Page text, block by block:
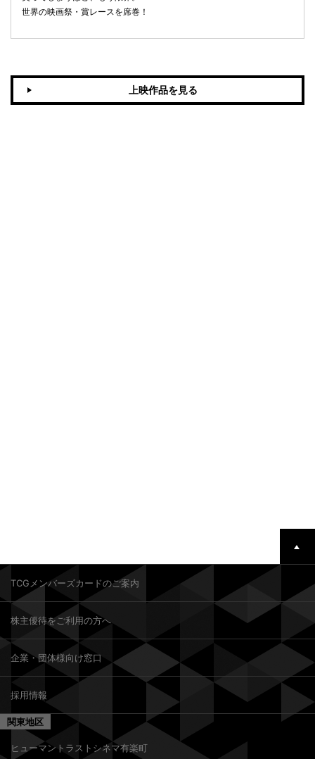
世界の映画祭・賞レースを席巻！
上映作品を見る
TCGメンバーズカードのご案内
株主優待をご利用の方へ
企業・団体様向け窓口
採用情報
関東地区
ヒューマントラストシネマ有楽町